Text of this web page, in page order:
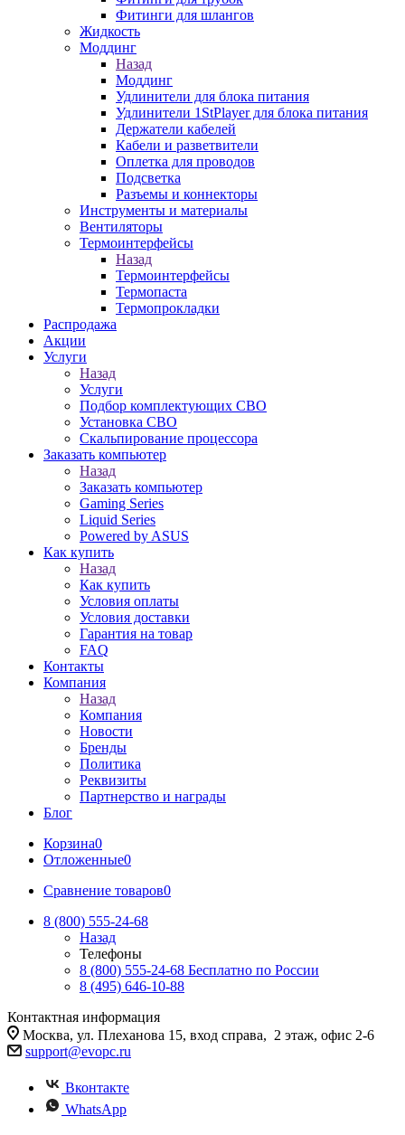
Фитинги для шлангов
Жидкость
Моддинг
Назад
Моддинг
Удлинители для блока питания
Удлинители 1StPlayer для блока питания
Держатели кабелей
Кабели и разветвители
Оплетка для проводов
Подсветка
Разъемы и коннекторы
Инструменты и материалы
Вентиляторы
Термоинтерфейсы
Назад
Термоинтерфейсы
Термопаста
Термопрокладки
Распродажа
Акции
Услуги
Назад
Услуги
Подбор комплектующих СВО
Установка СВО
Скальпирование процессора
Заказать компьютер
Назад
Заказать компьютер
Gaming Series
Liquid Series
Powered by ASUS
Как купить
Назад
Как купить
Условия оплаты
Условия доставки
Гарантия на товар
FAQ
Контакты
Компания
Назад
Компания
Новости
Бренды
Политика
Реквизиты
Партнерство и награды
Блог
Корзина0
Отложенные0
Сравнение товаров0
8 (800) 555-24-68
Назад
Телефоны
8 (800) 555-24-68 Бесплатно по России
8 (495) 646-10-88
Контактная информация
Москва, ул. Плеханова 15, вход справа, 2 этаж, офис 2-6
support@evopc.ru
Вконтакте
WhatsApp